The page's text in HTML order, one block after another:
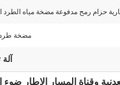
العارية حزام رمح مدفوعة مضخة مياه
مضخة